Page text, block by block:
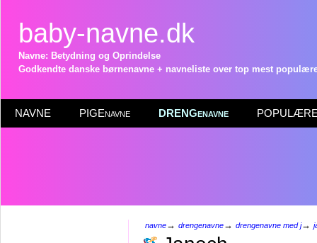
baby-navne.dk
Navne: Betydning og Oprindelse
Godkendte danske børnenavne + navneliste over top mest
NAVNE PIGEnavne DRENGenavne POPULÆRE
navne→ drengenavne→ drengenavne med j→